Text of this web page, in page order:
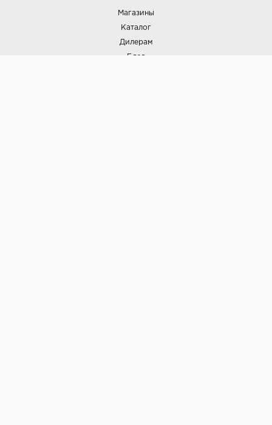
Магазины
Каталог
Дилерам
Блог